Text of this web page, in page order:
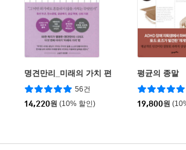
명견만리_미래의 가치 편
56건
14,220원 (10% 할인)
평균의 종말
19,800원